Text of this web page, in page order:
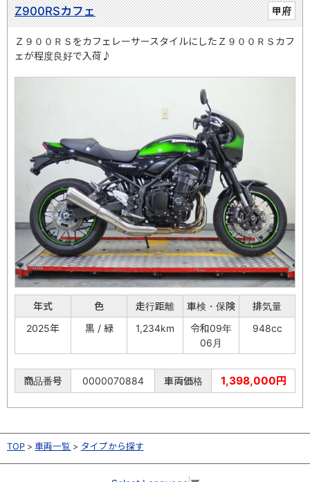
甲府
Z900RSカフェ
Ｚ９００ＲＳをカフェレーサースタイルにしたＺ９００ＲＳカフ
ェが程度良好で入荷♪
年式 色 走行距離 車検・保険
排気量
2025年
黒 / 緑 1,234km
令和09年
06月
948cc
商品番号 0000070884 車両価格 1,398,000円
TOP 車両一覧 タイプから探す